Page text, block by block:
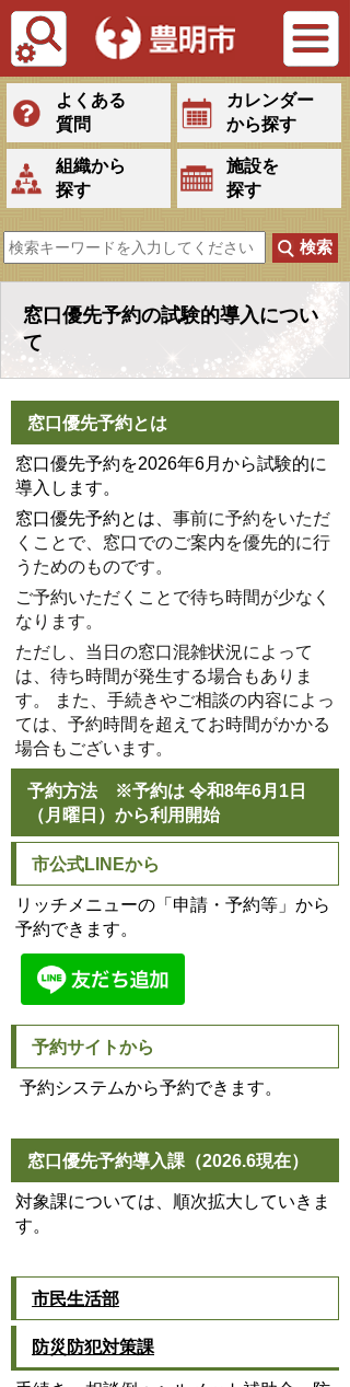
Tiếng Việt
よくある
質問
カレンダー
から探す
組織から
探す
施設を
探す
窓口優先予約の試験的導入につい
て
窓口優先予約とは
窓口優先予約を2026年6月から試験的に
導入します。
窓口優先予約とは、 事前に予約をいただ
くことで、窓口でのご案内を優先的に行
うためのものです。
ご予約いただくことで待ち時間が少なく
なります。
ただし、 当日の窓口混雑状況によって
は、待ち時間が発生する場合もありま
す。 また、手続きやご相談の内容によっ
ては、予約時間を超えてお時間がかかる
場合もございます。
予約方法 ※予約は 令和8年6月1日
（月曜日）から利用開始
市公式LINEから
リッチメニューの「申請・予約等」から
予約できます。
予約サイトから
予約システムから予約できます。
窓口優先予約導入課（2026.6現在）
対象課については、順次拡大していきま
す。
市民生活部
防災防犯対策課